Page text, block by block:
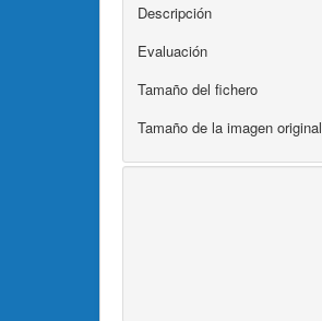
Descripción
Evaluación
Tamaño del fichero
Tamaño de la imagen original